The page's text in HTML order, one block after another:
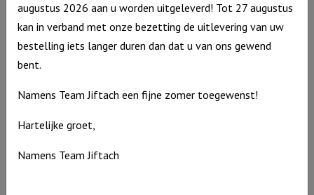
Windlicht M: “Een drievoudig snoer wordt niet spoedig…” Ivoor
15,95
augustus 2026 aan u worden uitgeleverd! Tot 27 augustus
kan in verband met onze bezetting de uitlevering van uw
bestelling iets langer duren dan dat u van ons gewend
bent.
Namens Team Jiftach een fijne zomer toegewenst!
Hartelijke groet,
Namens Team Jiftach